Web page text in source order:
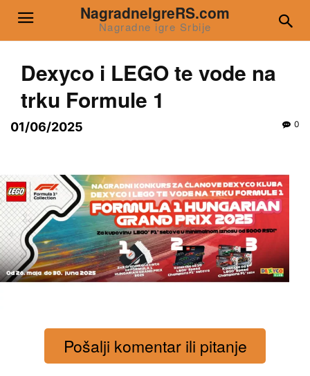
NagradneIgreRS.com
Nagradne igre Srbije
Dexyco i LEGO te vode na
trku Formule 1
01/06/2025 0
Pošalji komentar ili pitanje